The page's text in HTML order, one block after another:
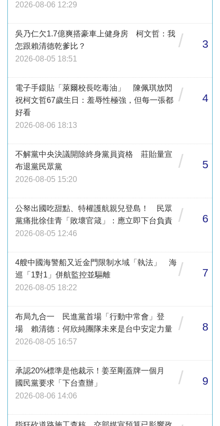
2026-08-06 12:29
吳乃仁欠1.7億爽搭豪車上健身房 柯文哲：我
怎跟賴清德乾爹比？
2026-08-05 18:51
/ 3
電子手鐶貼「萊爾校長吃毒油」 陳佩琪放閃
祝柯文哲67歲生日：羞辱性極強，但每一張都
好看
2026-08-06 18:13
/ 4
不解黨中央決議開除終身黨員資格 莊貽量宣
布退黨民眾黨
2026-08-05 15:20
/ 5
公帑出國吃甜點、特權護航親兒登島！ 民眾
黨痛批徐佳青「敗壞官箴」：應立即下台負責
2026-08-05 12:46
/ 6
4艘中國海警船又近金門限制水域「執法」 海
巡「1對1」併航監控並驅離
2026-08-05 18:22
/ 7
布局九合一 民進黨首場「行動中常會」登
場 賴清德：何欣純團隊未來是台中安定力量
2026-08-05 16:57
/ 8
承認20%標準是他裁示！姜至剛蓋牌一個月
國民黨要求「下台查辦」
2026-08-06 14:06
/ 9